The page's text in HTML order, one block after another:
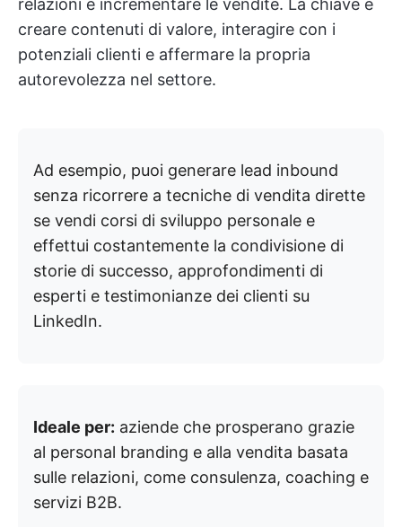
relazioni e incrementare le vendite. La chiave è
creare contenuti di valore, interagire con i
potenziali clienti e affermare la propria
autorevolezza nel settore.
Ad esempio, puoi generare lead inbound
senza ricorrere a tecniche di vendita dirette
se vendi corsi di sviluppo personale e
effettui costantemente la condivisione di
storie di successo, approfondimenti di
esperti e testimonianze dei clienti su
LinkedIn.
Ideale per: aziende che prosperano grazie
al personal branding e alla vendita basata
sulle relazioni, come consulenza, coaching e
servizi B2B.